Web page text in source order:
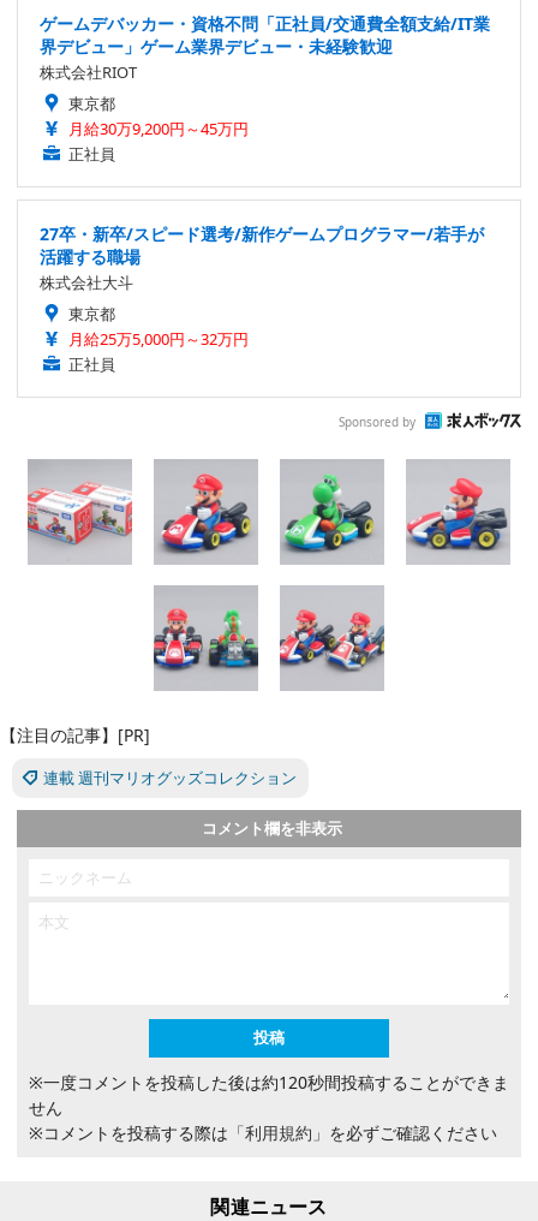
ゲームデバッカー・資格不問「正社員/交通費全額支給/IT業
界デビュー」ゲーム業界デビュー・未経験歓迎
株式会社RIOT
東京都
月給30万9,200円～45万円
正社員
27卒・新卒/スピード選考/新作ゲームプログラマー/若手が
活躍する職場
株式会社大斗
東京都
月給25万5,000円～32万円
正社員
Sponsored by
【注目の記事】[PR]
連載 週刊マリオグッズコレクション
コメント欄を非表示
※一度コメントを投稿した後は約120秒間投稿することができま
せん
※コメントを投稿する際は 「利用規約」 を必ずご確認ください
関連ニュース